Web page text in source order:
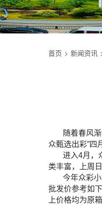
首页 新闻资讯
随着春风
众甄选出彩”四
进入4月，
类丰富，上周
今年众彩
批发价参考如
上价格均为原